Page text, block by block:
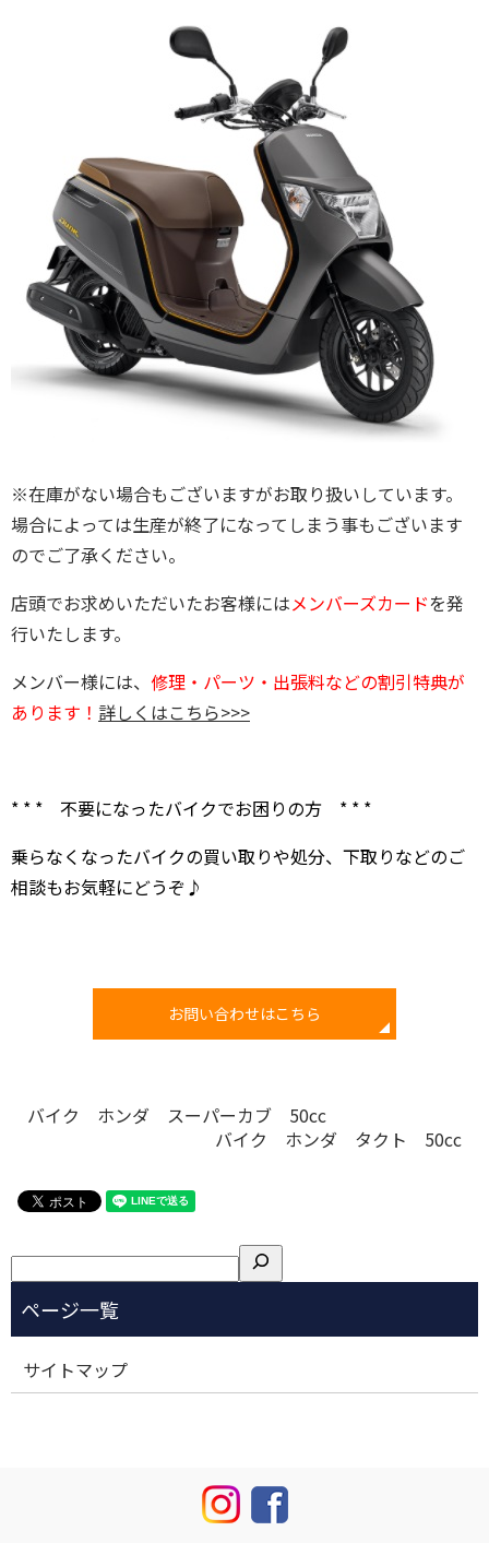
※在庫がない場合もございますがお取り扱いしています。
場合によっては生産が終了になってしまう事もございます
のでご了承ください。
店頭でお求めいただいたお客様にはメンバーズカードを発
行いたします。
メンバー様には、 修理・パーツ・出張料などの割引特典が
あります！ 詳しくはこちら>>>
* * * 不要になったバイクでお困りの方 * * *
乗らなくなったバイクの買い取りや処分、下取りなどのご
相談もお気軽にどうぞ♪
お問い合わせはこちら
バイク ホンダ スーパーカブ 50cc
バイク ホンダ タクト 50cc
検
索
サイトマップ